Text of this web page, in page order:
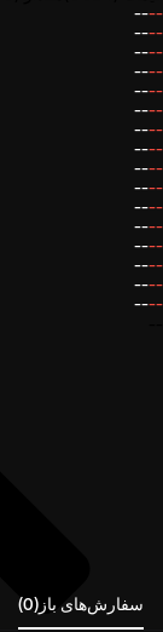
--
--
--
--
--
--
--
--
--
--
--
--
--
--
--
--
--
--
--
--
--
--
--
--
--
--
--
--
--
--
--
--
سفارش‌های باز(0)